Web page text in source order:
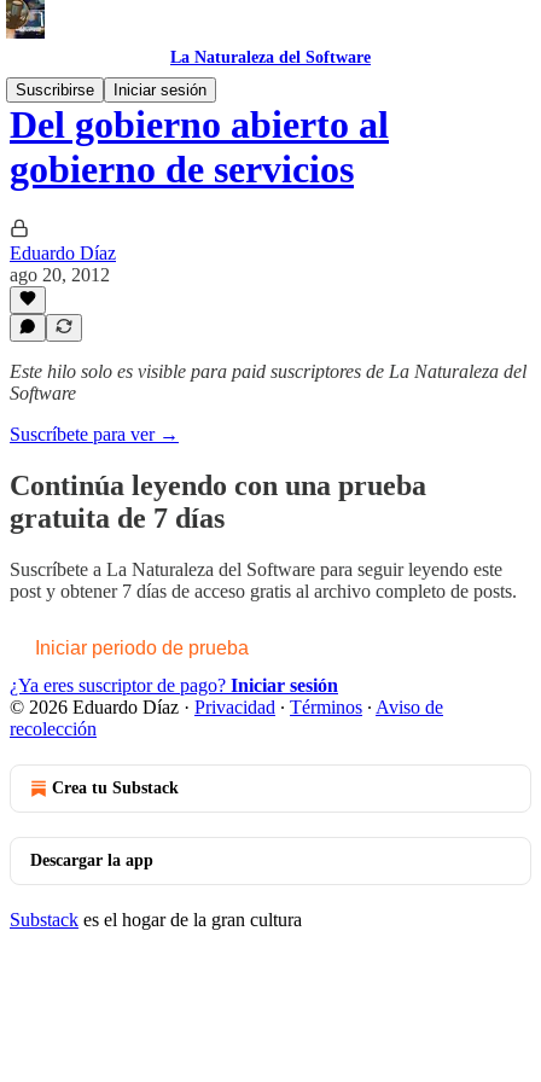
La Naturaleza del Software
Suscribirse
Iniciar sesión
Del gobierno abierto al
gobierno de servicios
Eduardo Díaz
ago 20, 2012
Este hilo solo es visible para paid suscriptores de La Naturaleza del
Software
Suscríbete para ver →
Continúa leyendo con una prueba
gratuita de 7 días
Suscríbete a La Naturaleza del Software para seguir leyendo este
post y obtener 7 días de acceso gratis al archivo completo de posts.
Iniciar periodo de prueba
¿Ya eres suscriptor de pago? Iniciar sesión
© 2026 Eduardo Díaz · Privacidad ∙ Términos ∙ Aviso de
recolección
Crea tu Substack
Descargar la app
Substack es el hogar de la gran cultura